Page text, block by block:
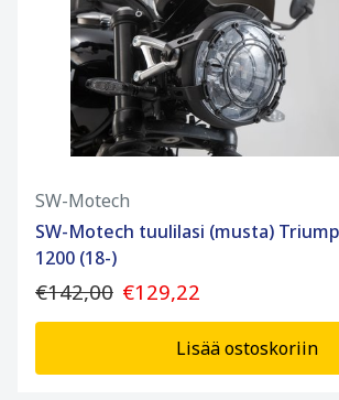
SW-Motech
SW-Motech tuulilasi (musta)
1200 (18-)
€142,00 €129,22
Lisää ostoskoriin